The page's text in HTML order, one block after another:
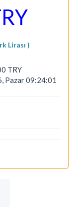
Lirası )
TRY
Pazar 09:24:01